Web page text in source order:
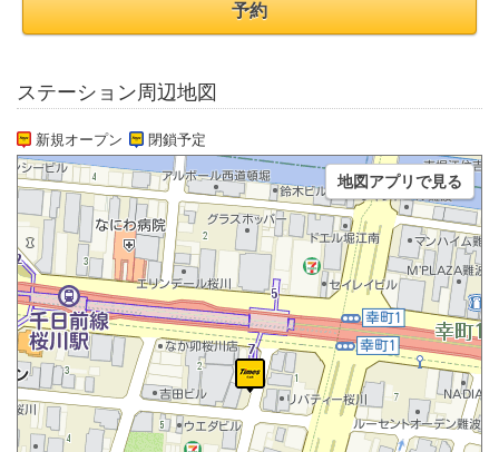
予約
ステーション周辺地図
新規オープン 閉鎖予定
地図アプリで見る